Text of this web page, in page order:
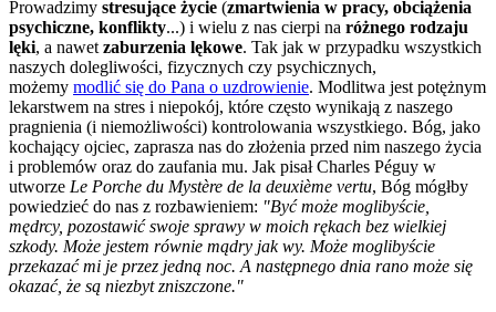
Prowadzimy stresujące życie (zmartwienia w pracy, obciążenia
psychiczne, konflikty...) i wielu z nas cierpi na różnego rodzaju
lęki, a nawet zaburzenia lękowe. Tak jak w przypadku wszystkich
naszych dolegliwości, fizycznych czy psychicznych,
możemy modlić się do Pana o uzdrowienie. Modlitwa jest potężnym
lekarstwem na stres i niepokój, które często wynikają z naszego
pragnienia (i niemożliwości) kontrolowania wszystkiego. Bóg, jako
kochający ojciec, zaprasza nas do złożenia przed nim naszego życia
i problemów oraz do zaufania mu. Jak pisał Charles Péguy w
utworze Le Porche du Mystère de la deuxième vertu, Bóg mógłby
powiedzieć do nas z rozbawieniem: "Być może moglibyście,
mędrcy, pozostawić swoje sprawy w moich rękach bez wielkiej
szkody. Może jestem równie mądry jak wy. Może moglibyście
przekazać mi je przez jedną noc. A następnego dnia rano może się
okazać, że są niezbyt zniszczone."